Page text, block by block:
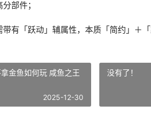
部件；
有「跃动」辅属性，本质「简约」＋「
金鱼如何玩 咸鱼之王
2025-12-30
没有了！